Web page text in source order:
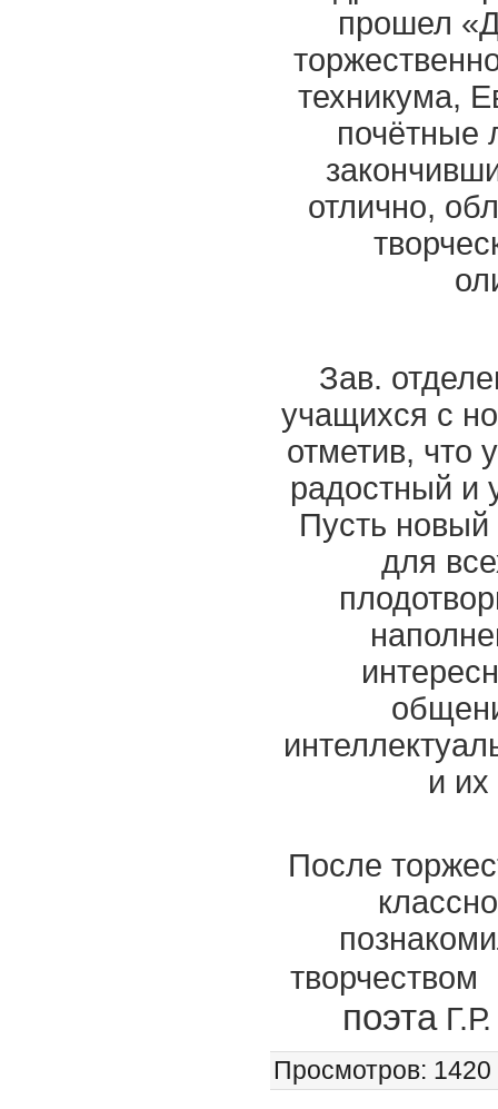
прошел
техникума,
почётные
отлично,
Зав.
учащихся с
отметив, что
радостный и
Пусть новый
для
и их
После
творчеством
поэта
Просмотров: